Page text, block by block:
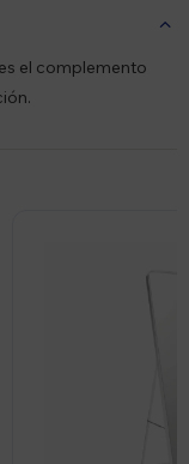
el complemento